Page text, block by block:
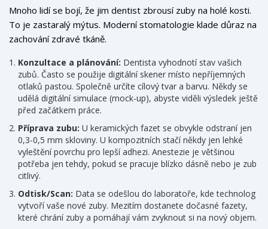
Mnoho lidí se bojí, že jim dentist zbrousí zuby na holé kosti.
To je zastaralý mýtus. Moderní stomatologie klade důraz na
zachování zdravé tkáně.
Konzultace a plánování: Dentista vyhodnotí stav vašich
zubů. Často se použije digitální skener místo nepříjemných
otlaků pastou. Společně určíte cílový tvar a barvu. Někdy se
udělá digitální simulace (mock-up), abyste viděli výsledek ještě
před začátkem práce.
Příprava zubu: U keramických fazet se obvykle odstraní jen
0,3-0,5 mm skloviny. U kompozitních stačí někdy jen lehké
vyleštění povrchu pro lepší adhezi. Anestezie je většinou
potřeba jen tehdy, pokud se pracuje blízko dásně nebo je zub
citlivý.
Odtisk/Scan: Data se odešlou do laboratoře, kde technolog
vytvoří vaše nové zuby. Mezitím dostanete dočasné fazety,
které chrání zuby a pomáhají vám zvyknout si na nový objem.